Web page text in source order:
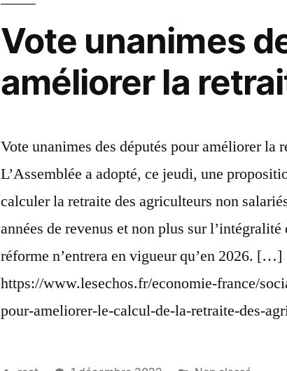
Vote unanimes
améliorer la
Vote unanimes des députés pour améliorer la
L’Assemblée a adopté, ce jeudi, une
calculer la retraite des agriculteurs non
années de revenus et non plus sur
réforme n’entrera en vigueur qu’en 2026. […]
https://www.lesechos.fr/economie-france/
pour-ameliorer-le-calcul-de-la-retraite-des-